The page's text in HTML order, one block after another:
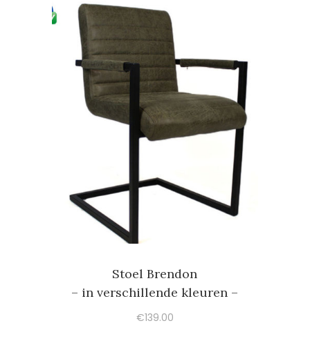
Stoel Brendon
– in verschillende kleuren –
€139.00